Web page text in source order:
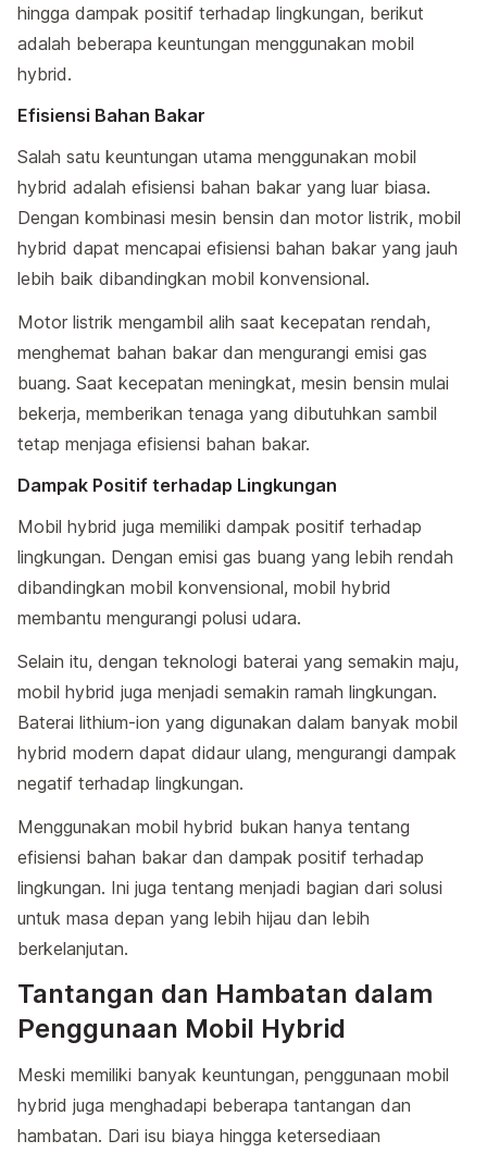
hingga dampak positif terhadap lingkungan, berikut
adalah beberapa keuntungan menggunakan mobil
hybrid.
Efisiensi Bahan Bakar
Salah satu keuntungan utama menggunakan mobil
hybrid adalah efisiensi bahan bakar yang luar biasa.
Dengan kombinasi mesin bensin dan motor listrik, mobil
hybrid dapat mencapai efisiensi bahan bakar yang jauh
lebih baik dibandingkan mobil konvensional.
Motor listrik mengambil alih saat kecepatan rendah,
menghemat bahan bakar dan mengurangi emisi gas
buang. Saat kecepatan meningkat, mesin bensin mulai
bekerja, memberikan tenaga yang dibutuhkan sambil
tetap menjaga efisiensi bahan bakar.
Dampak Positif terhadap Lingkungan
Mobil hybrid juga memiliki dampak positif terhadap
lingkungan. Dengan emisi gas buang yang lebih rendah
dibandingkan mobil konvensional, mobil hybrid
membantu mengurangi polusi udara.
Selain itu, dengan teknologi baterai yang semakin maju,
mobil hybrid juga menjadi semakin ramah lingkungan.
Baterai lithium-ion yang digunakan dalam banyak mobil
hybrid modern dapat didaur ulang, mengurangi dampak
negatif terhadap lingkungan.
Menggunakan mobil hybrid bukan hanya tentang
efisiensi bahan bakar dan dampak positif terhadap
lingkungan. Ini juga tentang menjadi bagian dari solusi
untuk masa depan yang lebih hijau dan lebih
berkelanjutan.
Tantangan dan Hambatan dalam
Penggunaan Mobil Hybrid
Meski memiliki banyak keuntungan, penggunaan mobil
hybrid juga menghadapi beberapa tantangan dan
hambatan. Dari isu biaya hingga ketersediaan